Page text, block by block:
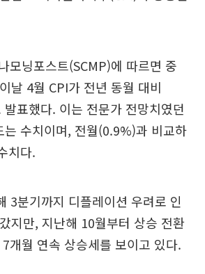
모닝포스트(SCMP)에 따르면 중
날 4월 CPI가 전년 동월 대비
표했다. 이는 전문가 전망치였던
수치이며, 전월(0.9%)과 비교하
치다.
3분기까지 디플레이션 우려로 인
지만, 지난해 10월부터 상승 전환
개월 연속 상승세를 보이고 있다.